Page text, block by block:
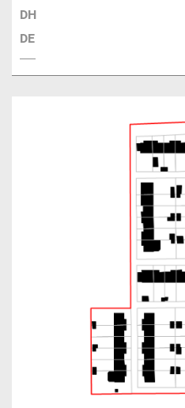
DH
DE